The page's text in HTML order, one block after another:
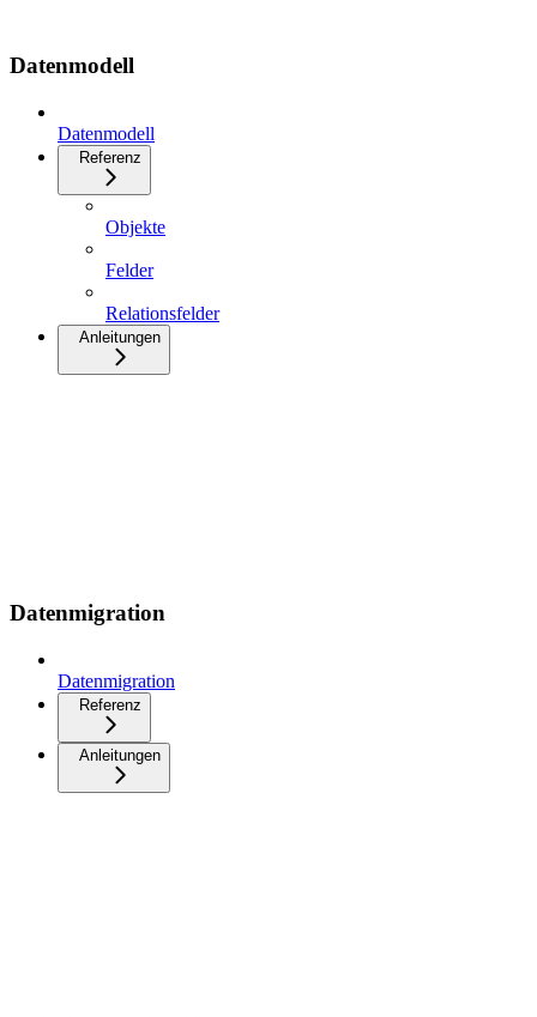
Datenmodell
Datenmodell
Referenz
Objekte
Felder
Relationsfelder
Anleitungen
Datenmigration
Datenmigration
Referenz
Anleitungen